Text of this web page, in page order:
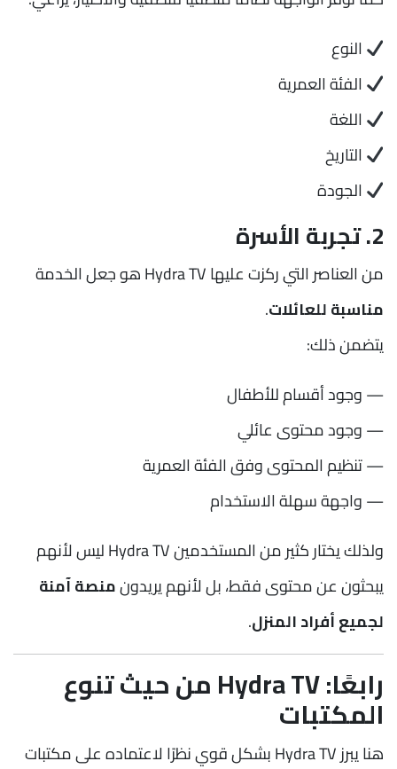
النوع
الفئة العمرية
اللغة
التاريخ
الجودة
2. تجربة الأسرة
من العناصر التي ركزت عليها Hydra TV هو جعل الخدمة
مناسبة للعائلات.
يتضمن ذلك:
— وجود أقسام للأطفال
— وجود محتوى عائلي
— تنظيم المحتوى وفق الفئة العمرية
— واجهة سهلة الاستخدام
ولذلك يختار كثير من المستخدمين Hydra TV ليس لأنهم
يبحثون عن محتوى فقط، بل لأنهم يريدونمنصة آمنة
لجميع أفراد المنزل.
رابعًا: Hydra TV من حيث تنوع
المكتبات
هنا يبرز Hydra TV بشكل قوي نظرًا لاعتماده على مكتبات